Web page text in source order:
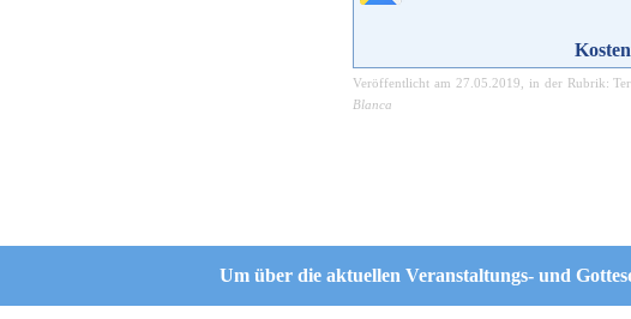
Veröffentlicht am 27.05.2019 , in der Rubrik:
Blanca
Um über die aktuellen Veranstaltungs- und